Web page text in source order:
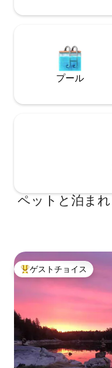
プール
ペットと泊ま
大好評のゲストチョイス
ゲストチョイス